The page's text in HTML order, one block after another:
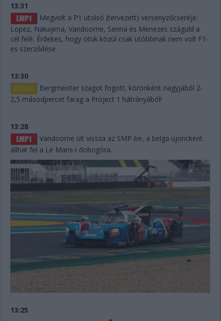
13:31
Megvolt a P1 utolsó (tervezett) versenyzőcseréje:
Lopez, Nakajima, Vandoorne, Senna és Menezes száguld a
cél felé. Érdekes, hogy ötük közül csak utóbbinak nem volt F1-
es szerződése.
13:30
Bergmeister szagot fogott, körönként nagyjából 2-
2,5 másodpercet farag a Project 1 hátrányából!
13:28
Vandoorne ült vissza az SMP-be, a belga újoncként
állhat fel a Le Mans-i dobogóra.
13:25